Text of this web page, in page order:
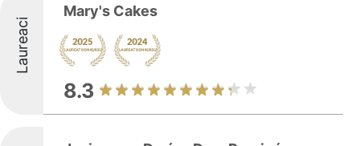
Laureaci
Mary's Cakes
8.3